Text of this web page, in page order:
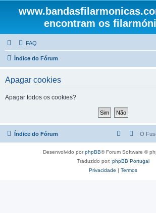
encontram os
FAQ
Índice do Fórum
Apagar cookies
Apagar todos os cookies?
Índice do Fórum O
Desenvolvido porphpBB® Forum Software ©
Traduzido por: phpBB Portugal
Privacidade | Termos